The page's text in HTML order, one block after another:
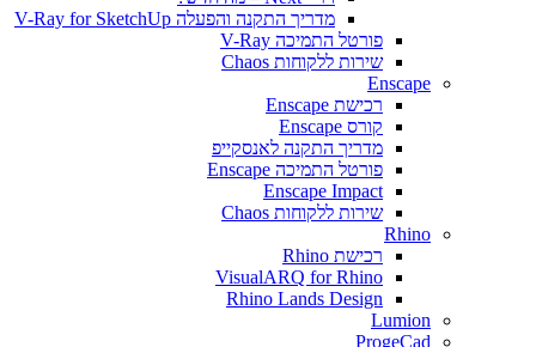
מדריך התקנה והפעלה V-Ray for SketchUp
פורטל התמיכה V-Ray
שירות ללקוחות Chaos
Enscape
רכישת Enscape
קורס Enscape
מדריך התקנה לאנסקייפ
פורטל התמיכה Enscape
Enscape Impact
שירות ללקוחות Chaos
Rhino
רכישת Rhino
VisualARQ for Rhino
Rhino Lands Design
Lumion
ProgeCad